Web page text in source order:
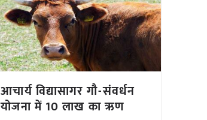
आचार्य विद्यासागर गौ-संवर्धन
योजना में 10 लाख का ऋण